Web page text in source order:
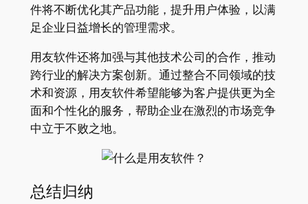
件将不断优化其产品功能，提升用户体验，以满
足企业日益增长的管理需求。
用友软件还将加强与其他技术公司的合作，推动
跨行业的解决方案创新。通过整合不同领域的技
术和资源，用友软件希望能够为客户提供更为全
面和个性化的服务，帮助企业在激烈的市场竞争
中立于不败之地。
总结归纳